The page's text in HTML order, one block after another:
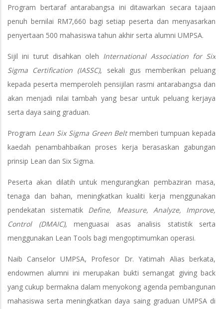
Program bertaraf antarabangsa ini ditawarkan secara tajaan
penuh bernilai RM7,660 bagi setiap peserta dan menyasarkan
penyertaan 500 mahasiswa tahun akhir serta alumni UMPSA.
Sijil ini turut disahkan oleh International Association for Six
Sigma Certification (IASSC), sekali gus memberikan peluang
kepada peserta memperoleh pensijilan rasmi antarabangsa dan
akan menjadi nilai tambah yang besar untuk peluang kerjaya
serta daya saing graduan.
Program Lean Six Sigma Green Beltmemberi tumpuan kepada
kaedah penambahbaikan proses kerja berasaskan gabungan
prinsip Lean dan Six Sigma.
Peserta akan dilatih untuk mengurangkan pembaziran masa,
tenaga dan bahan, meningkatkan kualiti kerja menggunakan
pendekatan sistematik Define, Measure, Analyze, Improve,
Control (DMAIC), menguasai asas analisis statistik serta
menggunakan Lean Tools bagi mengoptimumkan operasi.
Naib Canselor UMPSA, Profesor Dr. Yatimah Alias berkata,
endowmen alumni ini merupakan bukti semangat giving back
yang cukup bermakna dalam menyokong agenda pembangunan
mahasiswa serta meningkatkan daya saing graduan UMPSA di